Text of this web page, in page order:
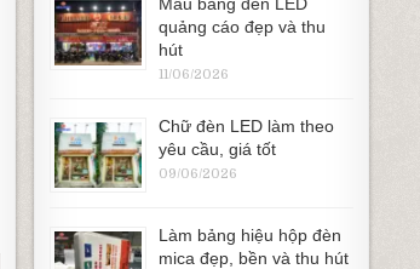
quảng cáo đẹp và thu
hút
11/06/2026
Chữ đèn LED làm theo
yêu cầu, giá tốt
09/06/2026
Làm bảng hiệu hộp đèn
mica đẹp, bền và thu hút